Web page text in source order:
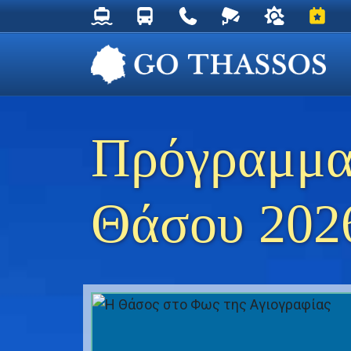
Δρομολόγια Φέρυ για Θάσο
Δρομολόγια Λεωφορείων Θάσου
Χρήσιμα Τηλέφωνα
Ζωντανή Κάμερα
Ο καιρός
Θάσου